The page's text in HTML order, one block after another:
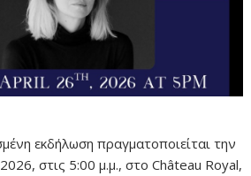
εκδήλωση πραγματοποιείταιτην
2026,στις 5:00μ.μ.,στοChâteau Royal,